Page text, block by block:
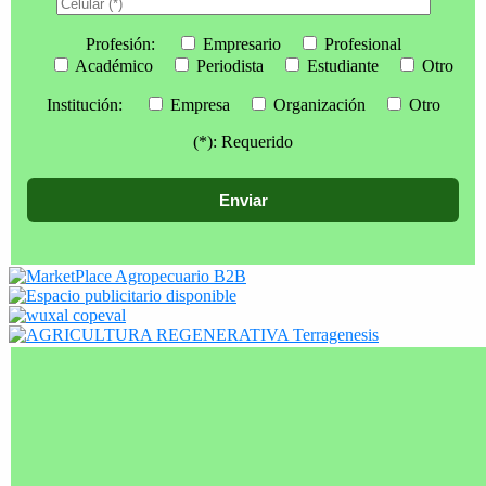
Profesión: Empresario
Profesional
Académico
Periodista Estudiante Otro
Institución: Empresa Organización
Otro
(*): Requerido